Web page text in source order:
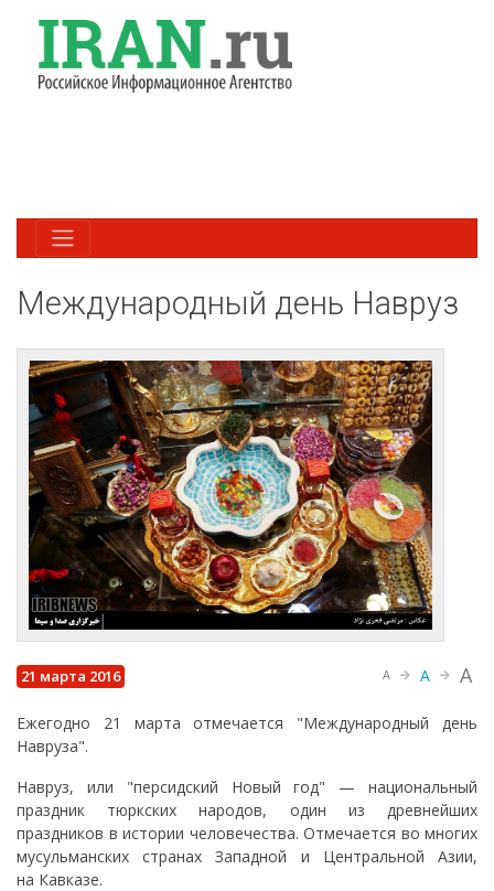
Международный день Навруз
21 марта 2016 A A A
Ежегодно 21 марта отмечается "Международный день
Навруза".
Навруз, или "персидский Новый год" — национальный
праздник тюркских народов, один из древнейших
праздников в истории человечества. Отмечается во многих
мусульманских странах Западной и Центральной Азии,
на Кавказе.